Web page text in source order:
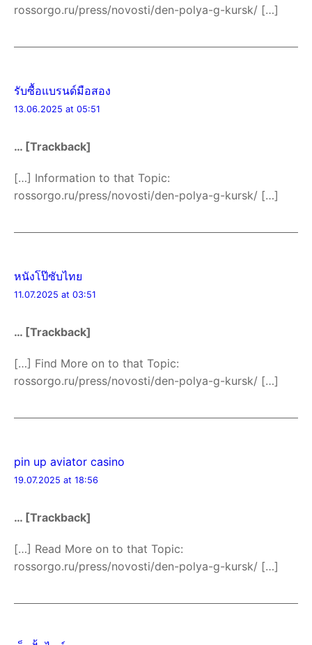
rossorgo.ru/press/novosti/den-polya-g-kursk/ […]
รับซื้อแบรนด์มือสอง
13.06.2025 at 05:51
… [Trackback]
[…] Information to that Topic:
rossorgo.ru/press/novosti/den-polya-g-kursk/ […]
หนังโป๊ซับไทย
11.07.2025 at 03:51
… [Trackback]
[…] Find More on to that Topic:
rossorgo.ru/press/novosti/den-polya-g-kursk/ […]
pin up aviator casino
19.07.2025 at 18:56
… [Trackback]
[…] Read More on to that Topic:
rossorgo.ru/press/novosti/den-polya-g-kursk/ […]